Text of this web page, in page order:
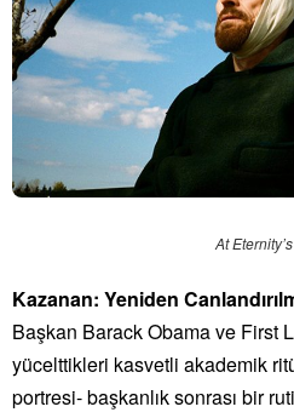
At
Kazanan: Yeniden
Başkan Barack Obama ve First
yücelttikleri kasvetli akademik
portresi- başkanlık sonrası bir